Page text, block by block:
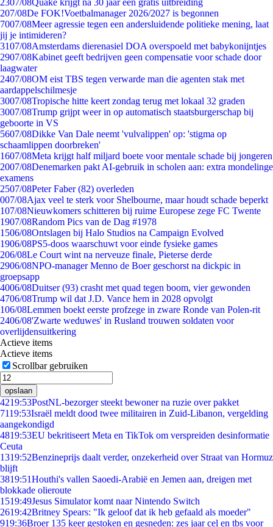
2307/08Quake krijgt na 30 jaar een gratis uitbreiding
207/08De FOK!Voetbalmanager 2026/2027 is begonnen
7007/08Meer agressie tegen een andersluidende politieke mening, laat
jij je intimideren?
3107/08Amsterdams dierenasiel DOA overspoeld met babykonijntjes
2907/08Kabinet geeft bedrijven geen compensatie voor schade door
laagwater
2407/08OM eist TBS tegen verwarde man die agenten stak met
aardappelschilmesje
3007/08Tropische hitte keert zondag terug met lokaal 32 graden
3007/08Trump grijpt weer in op automatisch staatsburgerschap bij
geboorte in VS
5607/08Dikke Van Dale neemt 'vulvalippen' op: 'stigma op
schaamlippen doorbreken'
1607/08Meta krijgt half miljard boete voor mentale schade bij jongeren
2007/08Denemarken pakt AI-gebruik in scholen aan: extra mondelinge
examens
2507/08Peter Faber (82) overleden
007/08Ajax veel te sterk voor Shelbourne, maar houdt schade beperkt
107/08Nieuwkomers schitteren bij ruime Europese zege FC Twente
1907/08Random Pics van de Dag #1978
1506/08Ontslagen bij Halo Studios na Campaign Evolved
1906/08PS5-doos waarschuwt voor einde fysieke games
206/08Le Court wint na nerveuze finale, Pieterse derde
2906/08NPO-manager Menno de Boer geschorst na dickpic in
groepsapp
4006/08Duitser (93) crasht met quad tegen boom, vier gewonden
4706/08Trump wil dat J.D. Vance hem in 2028 opvolgt
106/08Lemmen boekt eerste profzege in zware Ronde van Polen-rit
2406/08'Zwarte weduwes' in Rusland trouwen soldaten voor
overlijdensuitkering
Actieve items
Actieve items
Scrollbar gebruiken
opslaan
4219:53PostNL-bezorger steekt bewoner na ruzie over pakket
7119:53Israël meldt dood twee militairen in Zuid-Libanon, vergelding
aangekondigd
4819:53EU bekritiseert Meta en TikTok om verspreiden desinformatie
Ceuta
1319:52Benzineprijs daalt verder, onzekerheid over Straat van Hormuz
blijft
3819:51Houthi's vallen Saoedi-Arabië en Jemen aan, dreigen met
blokkade olieroute
1519:49Jesus Simulator komt naar Nintendo Switch
2619:42Britney Spears: "Ik geloof dat ik heb gefaald als moeder"
919:36Broer 135 keer gestoken en gesneden: zes jaar cel en tbs voor